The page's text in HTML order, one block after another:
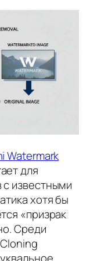
Watermark
для
известными
хотя бы
«призрак
Среди